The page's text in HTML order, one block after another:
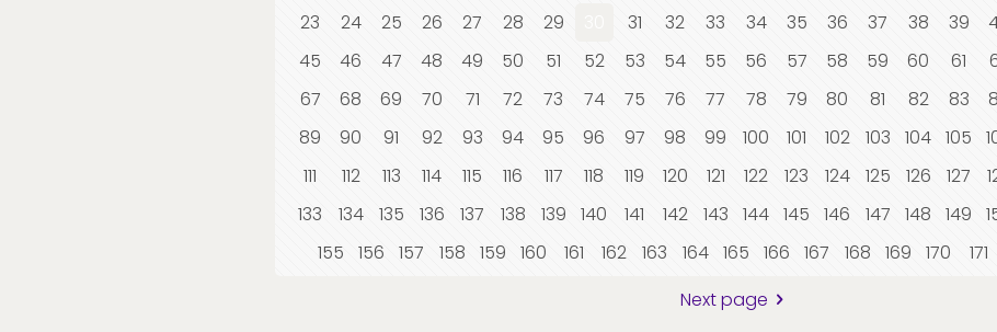
23
24 25 26 27 28 29 31 32 33 34 35 36 37 38 39
45
46 47 48 49 50 51 52 53 54 55 56 57 58 59 60 61
67
68 69 70 71 72 73 74 75 76 77 78 79 80 81 82 83
89
90 91 92 93 94 95 96 97 98 99 100 101 102 103 104 105
111
112 113 114 115 116 117 118 119 120 121 122 123 124 125 126 127
133
134 135 136 137 138 139 140 141 142 143 144 145 146 147 148 149
155
156 157 158 159 160 161 162 163 164 165 166 167 168 169 170 171
Next page